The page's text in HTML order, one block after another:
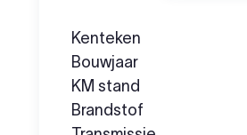
Kenteken
Bouwjaar
KM stand
Brandstof